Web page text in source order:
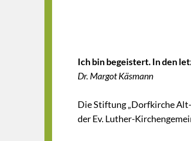
Ich bin begeistert. In den
Dr. Margot Käsmann
Die Stiftung „Dorfkirche
der Ev. Luther-